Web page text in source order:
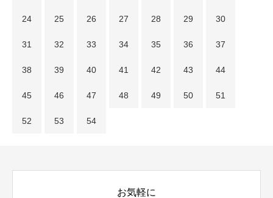
24 25 26 27 28 29 30
31 32 33 34 35 36 37
38 39 40 41 42 43 44
45 46 47 48 49 50 51
52 53 54
お気軽に